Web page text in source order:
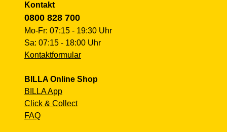
Kontakt
0800 828 700
Mo-Fr: 07:15 - 19:30 Uhr
Sa: 07:15 - 18:00 Uhr
Kontaktformular
BILLA Online Shop
BILLA App
Click & Collect
FAQ